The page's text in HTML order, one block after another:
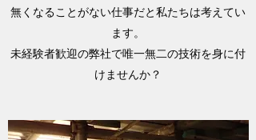
無くなることがない仕事だと私たちは考えてい
ます。
未経験者歓迎の弊社で唯一無二の技術を身に付
けませんか？